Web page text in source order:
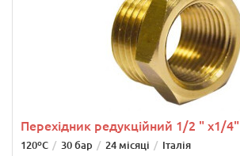
Перехідник редукційний 1/2 " х1/4"
120ºС 30 бар 24 місяці Італія